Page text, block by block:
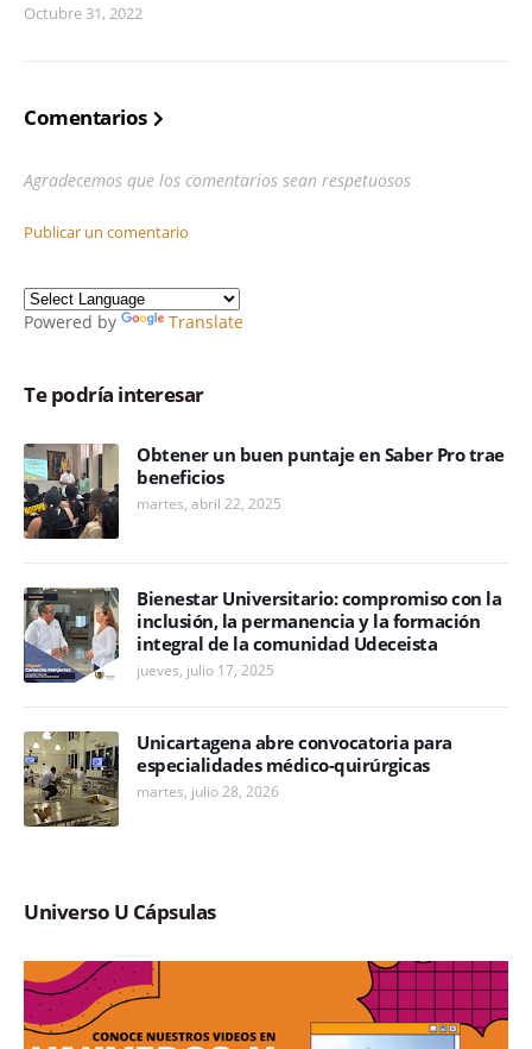
Octubre 31, 2022
Comentarios
Agradecemos que los comentarios sean respetuosos
Publicar un comentario
Powered by Translate
Te podría interesar
Obtener un buen puntaje en Saber Pro trae
beneficios
martes, abril 22, 2025
Bienestar Universitario: compromiso con la
inclusión, la permanencia y la formación
integral de la comunidad Udeceista
jueves, julio 17, 2025
Unicartagena abre convocatoria para
especialidades médico-quirúrgicas
martes, julio 28, 2026
Universo U Cápsulas